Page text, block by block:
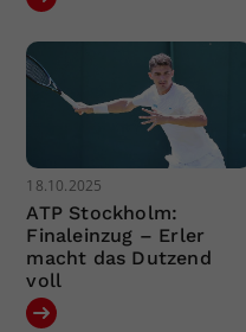
18.10.2025
ATP Stockholm:
Finaleinzug – Erler
macht das Dutzend
voll